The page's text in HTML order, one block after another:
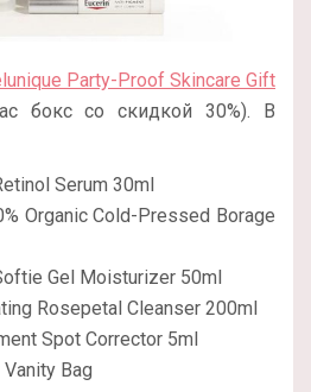
Party-Proof Skincare Gift
бокс со скидкой30%). В
Serum 30ml
Organic Cold-Pressed Borage
Gel Moisturizer 50ml
Rosepetal Cleanser 200ml
Spot Corrector 5ml
Bag